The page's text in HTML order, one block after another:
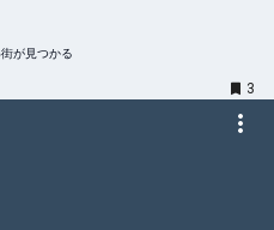
が見つかる
3